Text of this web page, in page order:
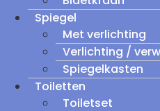
Spiegel
Met verlichting
Verlichting /
Spiegelkasten
Toiletten
Toiletset